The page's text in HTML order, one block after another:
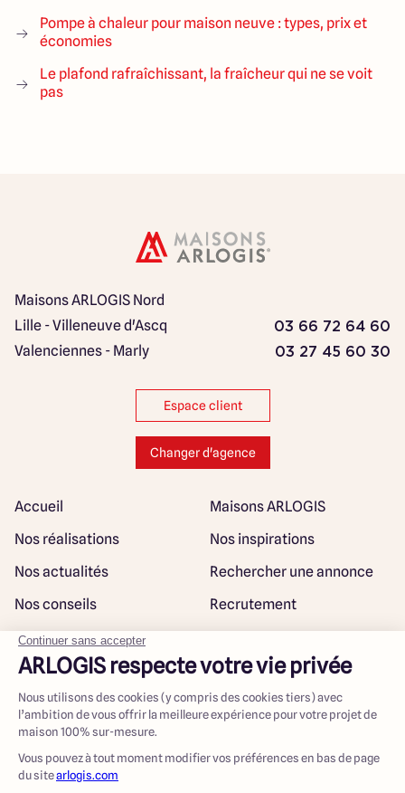
Pompe à chaleur pour maison neuve : types, prix et
économies
Le plafond rafraîchissant, la fraîcheur qui ne se voit
pas
Maisons ARLOGIS Nord
Lille - Villeneuve d'Ascq
03 66 72 64 60
Valenciennes - Marly 03 27 45 60 30
Espace client
Changer d'agence
Accueil
Maisons ARLOGIS
Nos réalisations
Nos inspirations
Nos actualités
Rechercher une annonce
Nos conseils
Recrutement
Mentions légales
Rejoindre notre réseau
@ Maisons ARLOGIS 2023